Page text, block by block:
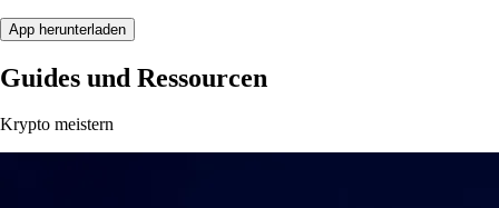
App herunterladen
Guides und Ressourcen
Krypto meistern